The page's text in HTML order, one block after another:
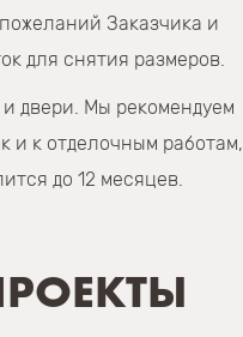
Заказчика и
для снятия размеров.
двери. Мы рекомендуем
и к отделочным работам,
до 12 месяцев.